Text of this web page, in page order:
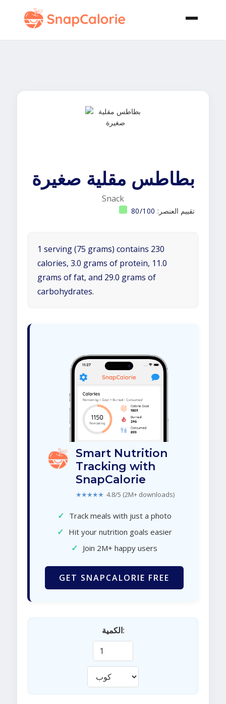
بطاطس مقلية صغيرة
Snack
تقييم العنصر: 80/100
1 serving (75 grams) contains 230
calories, 3.0 grams of protein, 11.0
grams of fat, and 29.0 grams of
carbohydrates.
Smart Nutrition
Tracking with
SnapCalorie
★★★★★ 4.8/5 (2M+ downloads)
✓ Track meals with just a photo
✓ Hit your nutrition goals easier
✓ Join 2M+ happy users
GET SNAPCALORIE FREE
الكمية: